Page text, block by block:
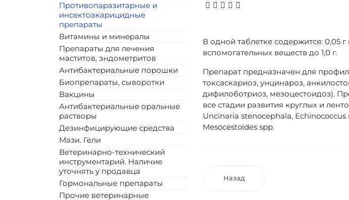
Противопаразитарные и
инсектоакарицидные
препараты
Витамины и минералы
Препараты для лечения
маститов, эндометритов
Антибактериальные порошки
Биопрепараты, сыворотки
Вакцины
Антибактериальные оральные
растворы
Дезинфицирующие средства
Мази. Гели
Ветеринарно-технический
инструментарий. Наличие
уточнять у продавца
Гормональные препараты
Прочие ветеринарные
В одной таблетке содержится: 0,05
вспомогательных веществ до 1,0 г.
Препарат предназначен для
токсаскариоз, унцинароз,
дифилоботриоз, мезоцестоидоз).
все стадии развития круглых и
Uncinaria stenocephala,
Mesocestoides spp.
Назад